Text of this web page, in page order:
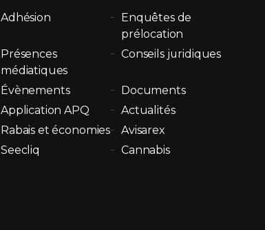
Adhésion
Enquêtes de
prélocation
Présences
médiatiques
Conseils juridiques
Évènements
Documents
Application APQ
Actualités
Rabais et économies
Avisarex
Seecliq
Cannabis